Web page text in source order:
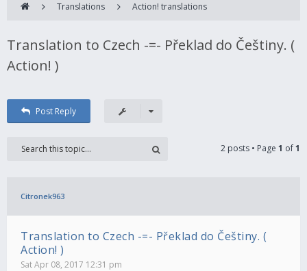
Translations Action! translations
Translation to Czech -=- Překlad do Češtiny. (
Action! )
Post Reply
2 posts • Page 1 of1
Citronek963
Translation to Czech -=- Překlad do Češtiny. (
Action! )
Sat Apr 08, 2017 12:31 pm